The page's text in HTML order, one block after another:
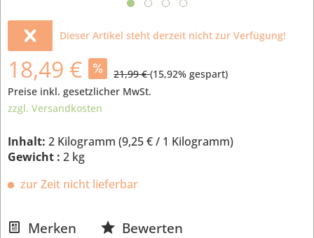
Dieser Artikel steht derzeit nicht zur Verfügung!
18,49 € 21,99 €(15,92% gespart)
Preise inkl. gesetzlicher MwSt.
zzgl. Versandkosten
Inhalt: 2 Kilogramm (9,25 €/ 1 Kilogramm)
Gewicht : 2 kg
zur Zeit nicht lieferbar
Merken Bewerten